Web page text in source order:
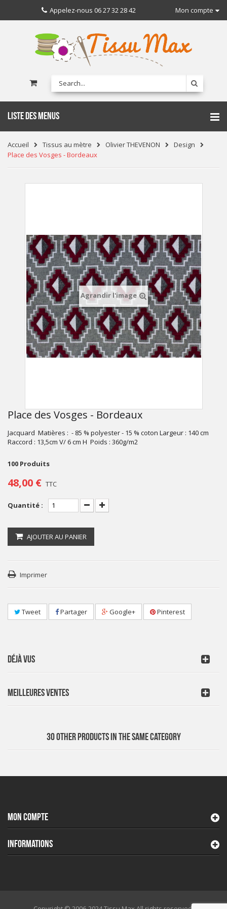
Mon compte
Appelez-nous 06 27 32 28 42
LISTE DES MENUS
Accueil Tissus au mètre Olivier THEVENON
Design
Place des Vosges - Bordeaux
Agrandir l'image
Place des Vosges - Bordeaux
Jacquard Matières : - 85 % polyester - 15 % coton Largeur : 140 cm
Raccord : 13,5cm V/ 6 cm H Poids : 360g/m2
100 Produits
48,00 € TTC
Quantité :
AJOUTER AU PANIER
Imprimer
Tweet Partager Google+ Pinterest
DÉJÀ VUS
MEILLEURES VENTES
30 OTHER PRODUCTS IN THE SAME CATEGORY
MON COMPTE
INFORMATIONS